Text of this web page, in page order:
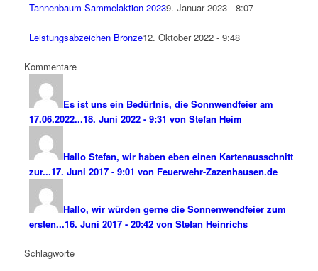
Tannenbaum Sammelaktion 20239. Januar 2023 - 8:07
Leistungsabzeichen Bronze12. Oktober 2022 - 9:48
Kommentare
Es ist uns ein Bedürfnis, die Sonnwendfeier am
17.06.2022...18. Juni 2022 - 9:31 von Stefan Heim
Hallo Stefan, wir haben eben einen Kartenausschnitt
zur...17. Juni 2017 - 9:01 von Feuerwehr-Zazenhausen.de
Hallo, wir würden gerne die Sonnenwendfeier zum
ersten...16. Juni 2017 - 20:42 von Stefan Heinrichs
Schlagworte